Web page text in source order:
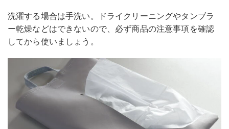
洗濯する場合は手洗い。ドライクリーニングやタンブラ
ー乾燥などはできないので、必ず商品の注意事項を確認
してから使いましょう。